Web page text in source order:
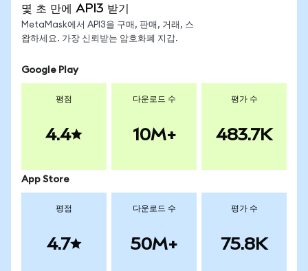
몇 초 만에 API3 받기
MetaMask에서 API3을 구매, 판매, 거래, 스
왑하세요. 가장 신뢰받는 암호화폐 지갑.
Google Play
평점
4.4
다운로드 수
10M+
평가 수
483.7K
App Store
평점
4.7
다운로드 수
50M+
평가 수
75.8K